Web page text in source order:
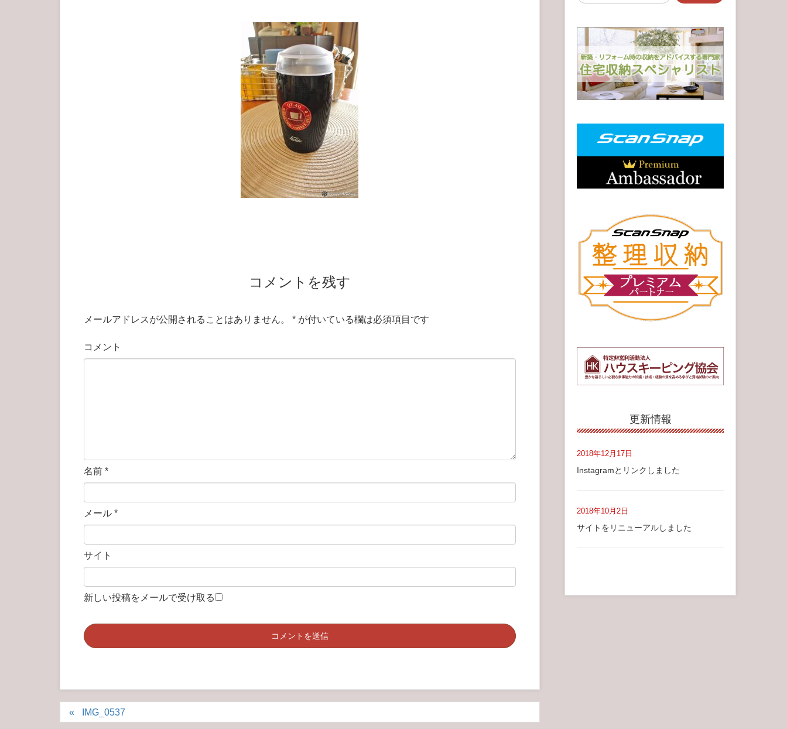
コメントを残す
メールアドレスが公開されることはありません。 * が付いている欄は必須項目です
コメント
名前 *
メール *
サイト
新しい投稿をメールで受け取る
IMG_0537
更新情報
2018年12月17日
Instagramとリンクしました
2018年10月2日
サイトをリニューアルしました